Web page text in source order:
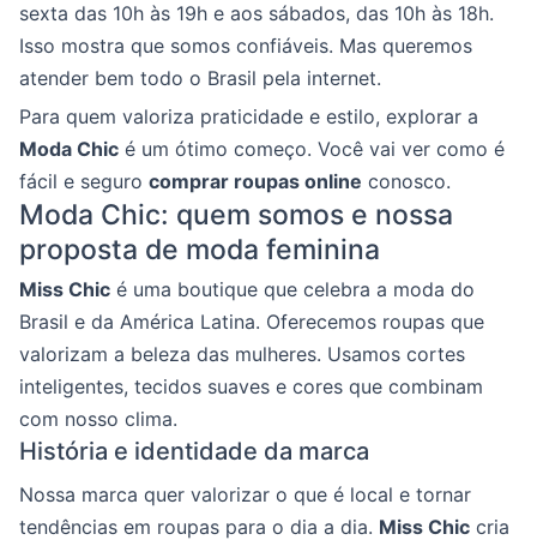
sexta das 10h às 19h e aos sábados, das 10h às 18h.
Isso mostra que somos confiáveis. Mas queremos
atender bem todo o Brasil pela internet.
Para quem valoriza praticidade e estilo, explorar a
Moda Chic é um ótimo começo. Você vai ver como é
fácil e seguro comprar roupas online conosco.
Moda Chic: quem somos e nossa
proposta de moda feminina
Miss Chic é uma boutique que celebra a moda do
Brasil e da América Latina. Oferecemos roupas que
valorizam a beleza das mulheres. Usamos cortes
inteligentes, tecidos suaves e cores que combinam
com nosso clima.
História e identidade da marca
Nossa marca quer valorizar o que é local e tornar
tendências em roupas para o dia a dia. Miss Chic cria